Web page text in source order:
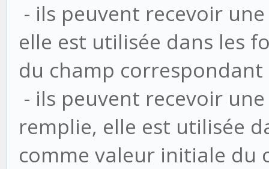
- ils peuvent recevoir
elle est utilisée dans les
du champ
- ils peuvent recevoir
remplie, elle est utilisée
comme valeur initiale du